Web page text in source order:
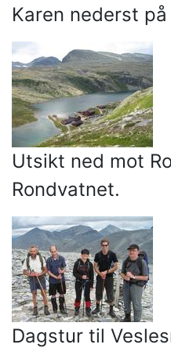
Karen nederst
Utsikt ned mot
Rondvatnet.
Dagstur til